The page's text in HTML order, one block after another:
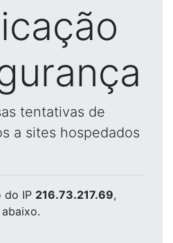
tentativas de
a sites hospedados
do IP 216.73.217.69,